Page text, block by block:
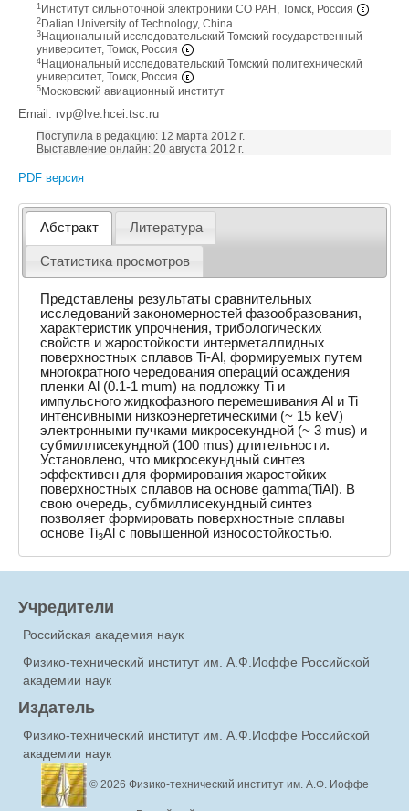
1 Институт сильноточной электроники СО РАН, Томск, Россия
2 Dalian University of Technology, China
3 Национальный исследовательский Томский государственный
университет, Томск, Россия
4 Национальный исследовательский Томский политехнический
университет, Томск, Россия
5 Московский авиационный институт
Email: rvp@lve.hcei.tsc.ru
Поступила в редакцию: 12 марта 2012 г.
Выставление онлайн: 20 августа 2012 г.
PDF версия
Абстракт Литература
Статистика просмотров
Представлены результаты сравнительных
исследований закономерностей фазообразования,
характеристик упрочнения, трибологических
свойств и жаростойкости интерметаллидных
поверхностных сплавов Ti-Al, формируемых путем
многократного чередования операций осаждения
пленки Al (0.1-1 mum) на подложку Ti и
импульсного жидкофазного перемешивания Al и Ti
интенсивными низкоэнергетическими (~ 15 keV)
электронными пучками микросекундной (~ 3 mus) и
субмиллисекундной (100 mus) длительности.
Установлено, что микросекундный синтез
эффективен для формирования жаростойких
поверхностных сплавов на основе gamma(TiAl). В
свою очередь, субмиллисекундный синтез
позволяет формировать поверхностные сплавы
основе Ti3Al с повышенной износостойкостью.
Учредители
Российская академия наук
Физико-технический институт им. А.Ф.Иоффе Российской
академии наук
Издатель
Физико-технический институт им. А.Ф.Иоффе Российской
академии наук
© 2026 Физико-технический институт им. А.Ф. Иоффе